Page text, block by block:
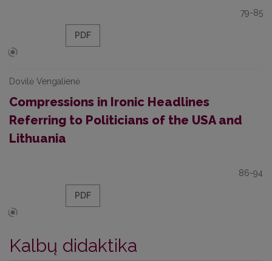
79-85
PDF
Dovilė Vengalienė
Compressions in Ironic Headlines
Referring to Politicians of the USA and
Lithuania
86-94
PDF
Kalbų didaktika